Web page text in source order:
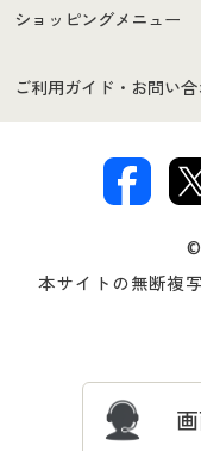
はじめての方へ
セシールご利用規約
著作権・商標について
ショッピングメニュー
商品カテゴリ
プレゼント＆キャンペー
ご利用ガイド・お問い合
交換・返品は
ついて
本サイトの無断複